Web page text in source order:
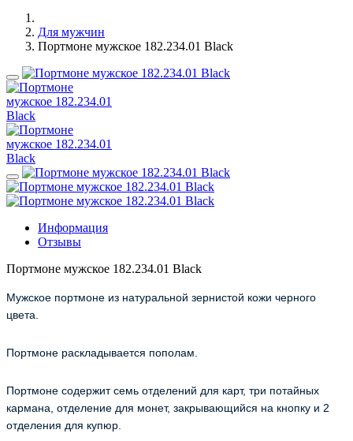
Для мужчин
Портмоне мужское 182.234.01 Black
Информация
Отзывы
Портмоне мужское 182.234.01 Black
Мужское портмоне из натуральной зернистой кожи черного
цвета.
Портмоне раскладывается пополам.
Портмоне содержит семь отделений для карт, три потайных
кармана, отделение для монет, закрывающийся на кнопку и 2
отделения для купюр.